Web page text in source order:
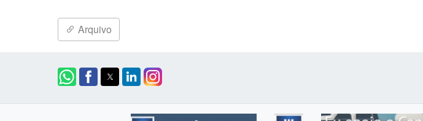
Arquivo